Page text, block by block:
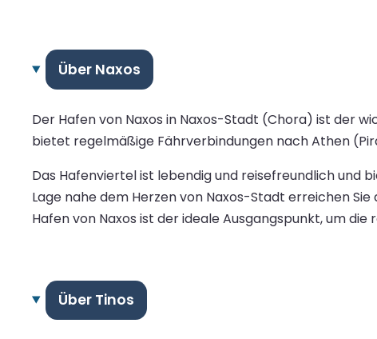
Über Naxos
Der Hafen von Naxos in Naxos-Stadt (Chora) ist der
bietet regelmäßige Fährverbindungen nach Athen
Das Hafenviertel ist lebendig und reisefreundlich und
Lage nahe dem Herzen von Naxos-Stadt erreichen
Hafen von Naxos ist der ideale Ausgangspunkt, um
Über Tinos